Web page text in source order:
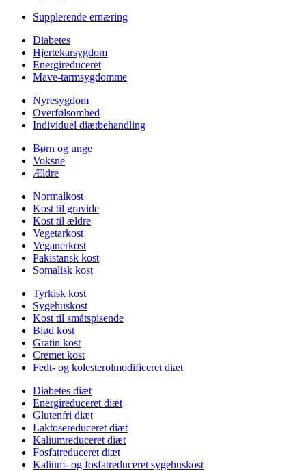
Supplerende ernæring
Diabetes
Hjertekarsygdom
Energireduceret
Mave-tarmsygdomme
Nyresygdom
Overfølsomhed
Individuel diætbehandling
Børn og unge
Voksne
Ældre
Normalkost
Kost til gravide
Kost til ældre
Vegetarkost
Veganerkost
Pakistansk kost
Somalisk kost
Tyrkisk kost
Sygehuskost
Kost til småtspisende
Blød kost
Gratin kost
Cremet kost
Fedt- og kolesterolmodificeret diæt
Diabetes diæt
Energireduceret diæt
Glutenfri diæt
Laktosereduceret diæt
Kaliumreduceret diæt
Fosfatreduceret diæt
Kalium- og fosfatreduceret sygehuskost